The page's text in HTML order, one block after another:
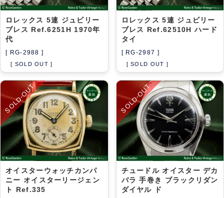
ロレックス 5連 ジュビリー
ブレス Ref.6251H 1970年
代
[ RG-2988 ]
[ SOLD OUT ]
ロレックス 5連 ジュビリー
ブレス Ref.62510H ハード
タイ
[ RG-2987 ]
[ SOLD OUT ]
SOLD-OUT
オイスターウォッチカンパ
ニー オイスターリージェン
ト Ref.335
SOLD-OUT
チュードル オイスター デカ
バラ 手巻き ブラックリダン
ダイヤル ド